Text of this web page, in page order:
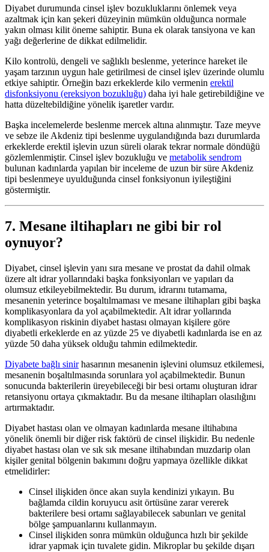
Diyabet durumunda cinsel işlev bozukluklarını önlemek veya
azaltmak için kan şekeri düzeyinin mümkün olduğunca normale
yakın olması kilit öneme sahiptir. Buna ek olarak tansiyona ve kan
yağı değerlerine de dikkat edilmelidir.
Kilo kontrolü, dengeli ve sağlıklı beslenme, yeterince hareket ile
yaşam tarzının uygun hale getirilmesi de cinsel işlev üzerinde olumlu
etkiye sahiptir. Örneğin bazı erkeklerde kilo vermenin erektil
disfonksiyonu (ereksiyon bozukluğu) daha iyi hale getirebildiğine ve
hatta düzeltebildiğine yönelik işaretler vardır.
Başka incelemelerde beslenme mercek altına alınmıştır. Taze meyve
ve sebze ile Akdeniz tipi beslenme uygulandığında bazı durumlarda
erkeklerde erektil işlevin uzun süreli olarak tekrar normale döndüğü
gözlemlenmiştir. Cinsel işlev bozukluğu ve metabolik sendrom
bulunan kadınlarda yapılan bir inceleme de uzun bir süre Akdeniz
tipi beslenmeye uyulduğunda cinsel fonksiyonun iyileştiğini
göstermiştir.
7. Mesane iltihapları ne gibi bir rol
oynuyor?
Diyabet, cinsel işlevin yanı sıra mesane ve prostat da dahil olmak
üzere alt idrar yollarındaki başka fonksiyonları ve yapıları da
olumsuz etkileyebilmektedir. Bu durum, idrarını tutamama,
mesanenin yeterince boşaltılmaması ve mesane iltihapları gibi başka
komplikasyonlara da yol açabilmektedir. Alt idrar yollarında
komplikasyon riskinin diyabet hastası olmayan kişilere göre
diyabetli erkeklerde en az yüzde 25 ve diyabetli kadınlarda ise en az
yüzde 50 daha yüksek olduğu tahmin edilmektedir.
Diyabete bağlı sinirhasarının mesanenin işlevini olumsuz etkilemesi,
mesanenin boşaltılmasında sorunlara yol açabilmektedir. Bunun
sonucunda bakterilerin üreyebileceği bir besi ortamı oluşturan idrar
retansiyonu ortaya çıkmaktadır. Bu da mesane iltihapları olasılığını
artırmaktadır.
Diyabet hastası olan ve olmayan kadınlarda mesane iltihabına
yönelik önemli bir diğer risk faktörü de cinsel ilişkidir. Bu nedenle
diyabet hastası olan ve sık sık mesane iltihabından muzdarip olan
kişiler genital bölgenin bakımını doğru yapmaya özellikle dikkat
etmelidirler:
Cinsel ilişkiden önce akan suyla kendinizi yıkayın. Bu
bağlamda cildin koruyucu asit örtüsüne zarar vererek
bakterilere besi ortamı sağlayabilecek sabunları ve genital
bölge şampuanlarını kullanmayın.
Cinsel ilişkiden sonra mümkün olduğunca hızlı bir şekilde
idrar yapmak için tuvalete gidin. Mikroplar bu şekilde dışarı